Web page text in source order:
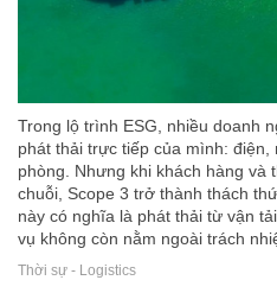
Trong lộ trình ESG, nhiều doanh
phát thải trực tiếp của mình: điện,
phòng. Nhưng khi khách hàng và
chuỗi, Scope 3 trở thành thách
này có nghĩa là phát thải từ vận
vụ không còn nằm ngoài trách
Thời sự - Logistics